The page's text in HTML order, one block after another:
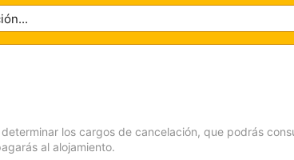
los cargos de cancelación, que podrás
al alojamiento.